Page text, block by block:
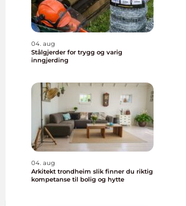
04. aug
Stålgjerder for trygg og varig
inngjerding
04. aug
Arkitekt trondheim slik finner du riktig
kompetanse til bolig og hytte